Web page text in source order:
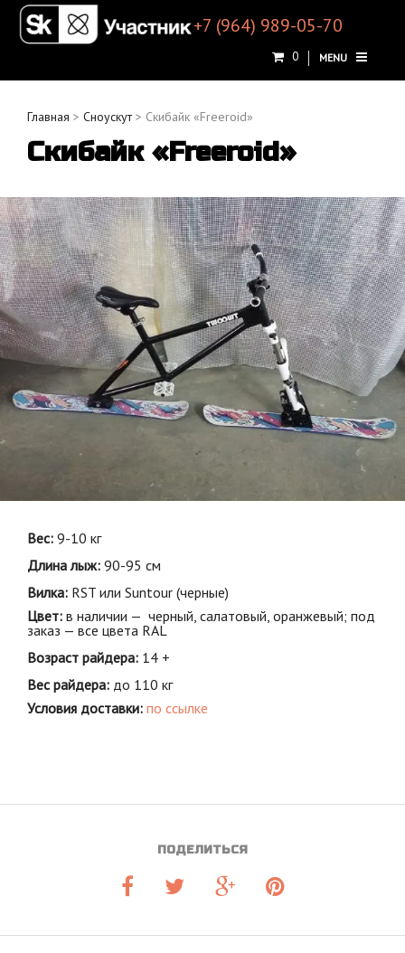
+7 (964) 989-05-70
0 MENU
Главная > Сноускут> Скибайк «Freeroid»
Скибайк «Freeroid»
Вес: 9-10 кг
Длина лыж: 90-95 см
Вилка: RST или Suntour (черные)
Цвет: в наличии — черный, салатовый, оранжевый; под
заказ — все цвета RAL
Возраст райдера: 14 +
Вес райдера: до 110 кг
Условия доставки: по ссылке
ПОДЕЛИТЬСЯ